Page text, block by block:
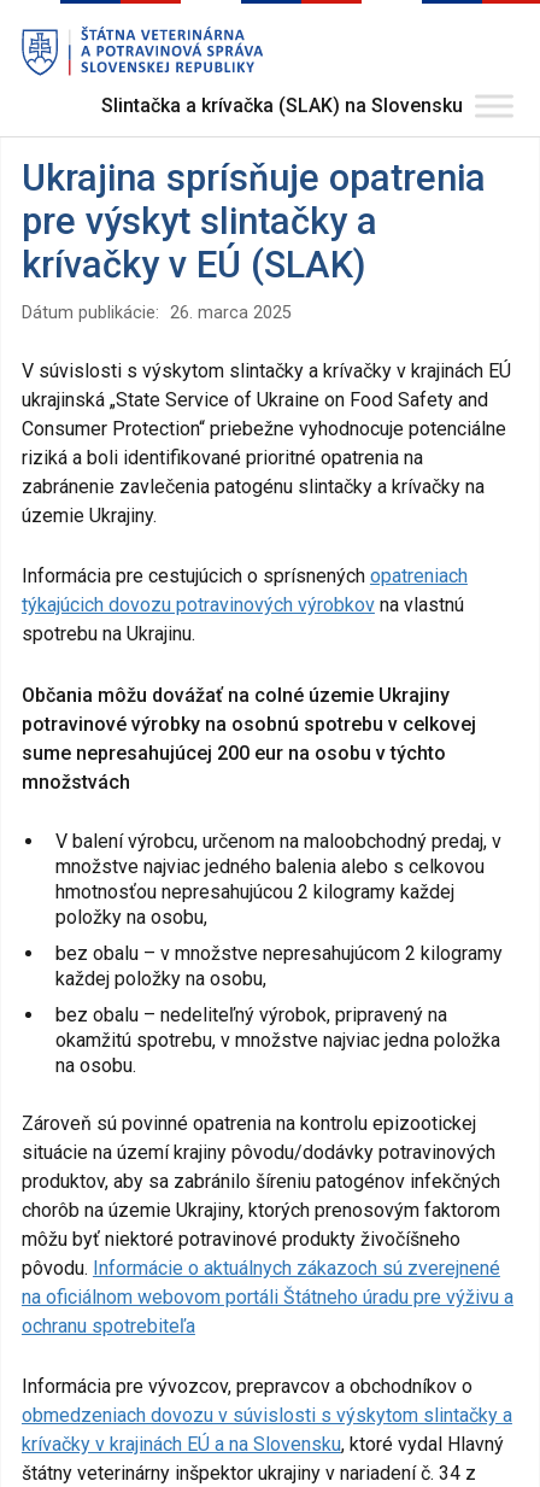
hlavný
Slintačka a krívačka (SLAK) na Slovensku
Ukrajina sprísňuje opatrenia
pre výskyt slintačky a
krívačky v EÚ (SLAK)
Dátum publikácie: 26. marca 2025
V súvislosti s výskytom slintačky a krívačky v krajinách EÚ
ukrajinská „State Service of Ukraine on Food Safety and
Consumer Protection“ priebežne vyhodnocuje potenciálne
riziká a boli identifikované prioritné opatrenia na
zabránenie zavlečenia patogénu slintačky a krívačky na
územie Ukrajiny.
Informácia pre cestujúcich o sprísnených opatreniach
týkajúcich dovozu potravinových výrobkovna vlastnú
spotrebu na Ukrajinu.
Občania môžu dovážať na colné územie Ukrajiny
potravinové výrobky na osobnú spotrebu v celkovej
sume nepresahujúcej 200 eur na osobu v týchto
množstvách
V balení výrobcu, určenom na maloobchodný predaj, v
množstve najviac jedného balenia alebo s celkovou
hmotnosťou nepresahujúcou 2 kilogramy každej
položky na osobu,
bez obalu – v množstve nepresahujúcom 2 kilogramy
každej položky na osobu,
bez obalu – nedeliteľný výrobok, pripravený na
okamžitú spotrebu, v množstve najviac jedna položka
na osobu.
Zároveň sú povinné opatrenia na kontrolu epizootickej
situácie na území krajiny pôvodu/dodávky potravinových
produktov, aby sa zabránilo šíreniu patogénov infekčných
chorôb na územie Ukrajiny, ktorých prenosovým faktorom
môžu byť niektoré potravinové produkty živočíšneho
pôvodu. Informácie o aktuálnych zákazoch sú zverejnené
na oficiálnom webovom portáli Štátneho úradu pre výživu a
ochranu spotrebiteľa
Informácia pre vývozcov, prepravcov a obchodníkov o
obmedzeniach dovozu v súvislosti s výskytom slintačky a
krívačky v krajinách EÚ a na Slovensku, ktoré vydal Hlavný
štátny veterinárny inšpektor ukrajiny v nariadení č. 34 z